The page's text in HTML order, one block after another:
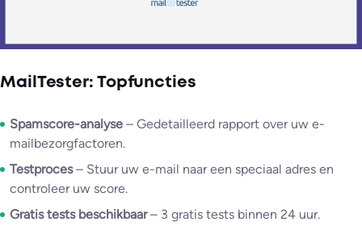
MailTester: Topfuncties
Spamscore-analyse – Gedetailleerd rapport over uw e-
mailbezorgfactoren.
Testproces– Stuur uw e-mail naar een speciaal adres en
controleer uw score.
Gratis tests beschikbaar– 3 gratis tests binnen 24 uur.